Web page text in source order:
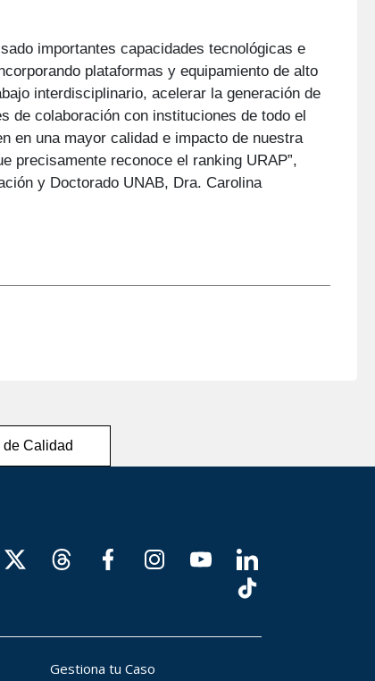
importantes capacidades tecnológicas e
plataformas y equipamiento de alto
interdisciplinario, acelerar la generación de
de colaboración con instituciones de todo el
en una mayor calidad e impacto de nuestra
precisamente reconoce el ranking URAP”,
y Doctorado UNAB, Dra. Carolina
de Calidad